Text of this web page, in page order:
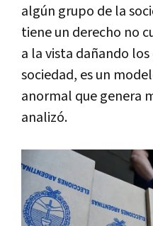
algún grupo de la
tiene un derecho no
a la vista dañando
sociedad, es un
anormal que genera
analizó.